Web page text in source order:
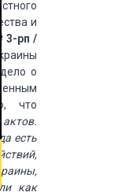
и
3-рп /
о
что
есть
как